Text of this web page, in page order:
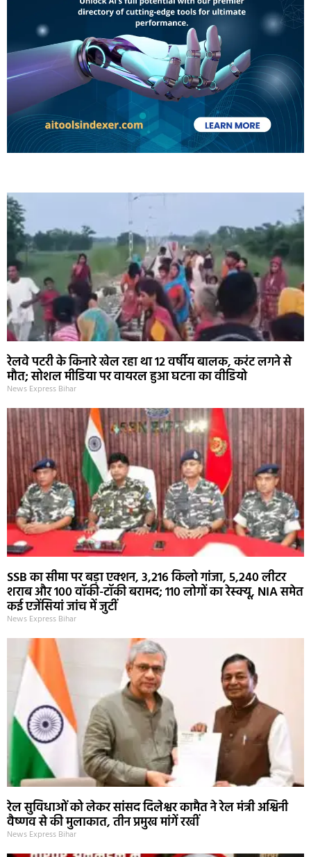
रेलवे पटरी के किनारे खेल रहा था 12 वर्षीय बालक, करंट लगने से
मौत; सोशल मीडिया पर वायरल हुआ घटना का वीडियो
News Express Bihar
SSB का सीमा पर बड़ा एक्शन, 3,216 किलो गांजा, 5,240 लीटर
शराब और 100 वॉकी-टॉकी बरामद; 110 लोगों का रेस्क्यू, NIA समेत
कई एजेंसियां जांच में जुटीं
News Express Bihar
रेल सुविधाओं को लेकर सांसद दिलेश्वर कामैत ने रेल मंत्री अश्विनी
वैष्णव से की मुलाकात, तीन प्रमुख मांगें रखीं
News Express Bihar